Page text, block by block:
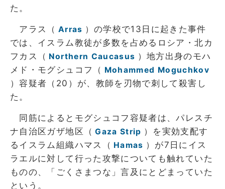
た。
アラス（ Arras ）の学校で13日に起きた事件
では、イスラム教徒が多数を占めるロシア・北カ
フカス（ Northern Caucasus ）地方出身のモハ
メド・モグシュコフ（ Mohammed Moguchkov
）容疑者（20）が、教師を刃物で刺して殺害し
た。
同筋によるとモグシュコフ容疑者は、パレスチ
ナ自治区ガザ地区（ Gaza Strip ）を実効支配す
るイスラム組織ハマス（ Hamas ）が7日にイス
ラエルに対して行った攻撃についても触れていた
ものの、「ごくさまつな」言及にとどまっていた
という。